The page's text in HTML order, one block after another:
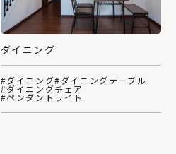
ダイニング
#ダイニング#ダイニングテーブル
#ダイニングチェア
#ペンダントライト